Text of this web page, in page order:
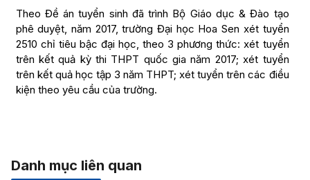
Theo Đề án tuyển sinh đã trình Bộ Giáo dục & Đào tạo
phê duyệt, năm 2017, trường Đại học Hoa Sen xét tuyển
2510 chỉ tiêu bậc đại học, theo 3 phương thức: xét tuyển
trên kết quả kỳ thi THPT quốc gia năm 2017; xét tuyển
trên kết quả học tập 3 năm THPT; xét tuyển trên các điều
kiện theo yêu cầu của trường.
Danh mục liên quan